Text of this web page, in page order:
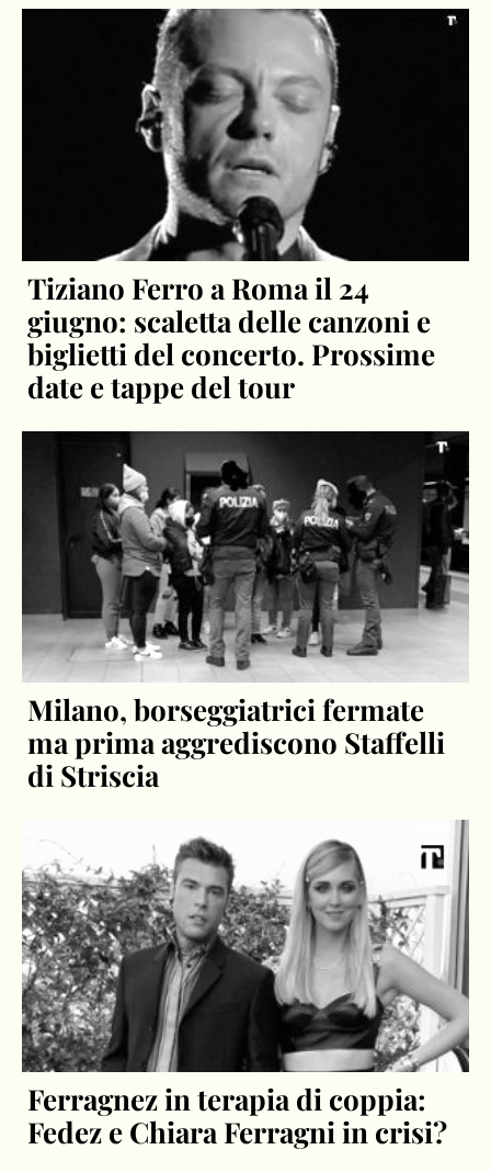
Tiziano Ferro a Roma il 24
giugno: scaletta delle canzoni e
biglietti del concerto. Prossime
date e tappe del tour
Milano, borseggiatrici fermate
ma prima aggrediscono Staffelli
di Striscia
Ferragnez in terapia di coppia:
Fedez e Chiara Ferragni in crisi?